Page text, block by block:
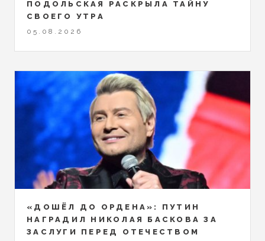
ПОДОЛЬСКАЯ РАСКРЫЛА ТАЙНУ
СВОЕГО УТРА
05.08.2026
«ДОШЁЛ ДО ОРДЕНА»: ПУТИН
НАГРАДИЛ НИКОЛАЯ БАСКОВА ЗА
ЗАСЛУГИ ПЕРЕД ОТЕЧЕСТВОМ